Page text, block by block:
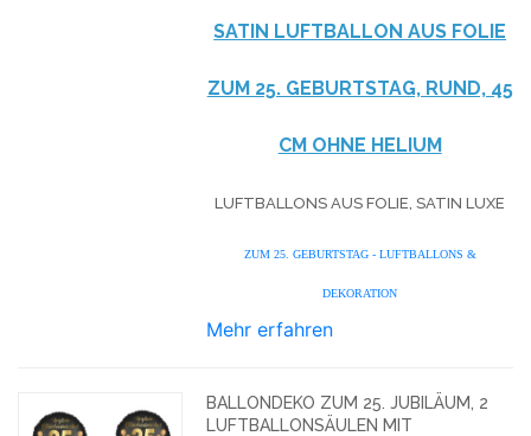
SATIN LUFTBALLON AUS FOLIE
ZUM 25. GEBURTSTAG, RUND, 45
CM OHNE HELIUM
LUFTBALLONS AUS FOLIE, SATIN LUXE
ZUM 25. GEBURTSTAG - LUFTBALLONS &
DEKORATION
Mehr erfahren
BALLONDEKO ZUM 25. JUBILÄUM, 2
LUFTBALLONSÄULEN MIT